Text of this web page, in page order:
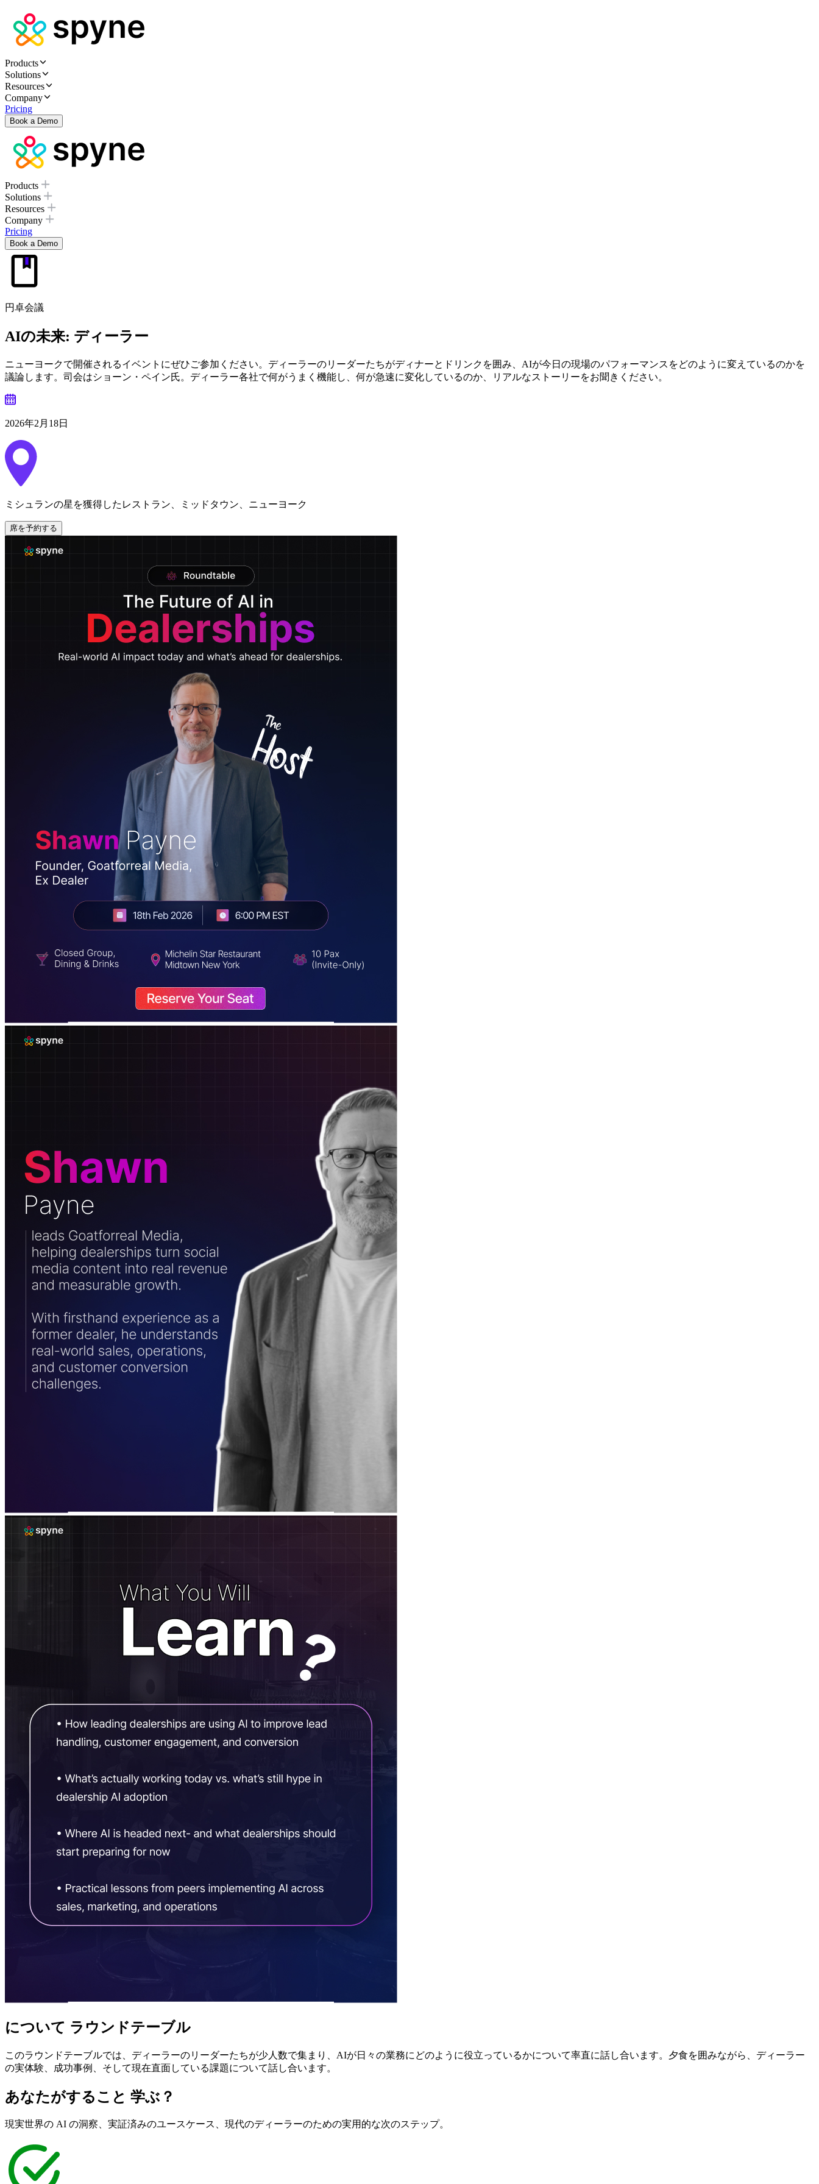
Products
Solutions
Resources
Company
Pricing
Book a Demo
Products
Solutions
Resources
Company
Pricing
Book a Demo
円卓会議
AIの未来: ディーラー
ニューヨークで開催されるイベントにぜひご参加ください。ディーラーのリーダーたちがディナーとドリンクを囲み、AIが今日の現場のパフォーマンスをどのように変えているのかを
議論します。司会はショーン・ペイン氏。ディーラー各社で何がうまく機能し、何が急速に変化しているのか、リアルなストーリーをお聞きください。
2026年2月18日
ミシュランの星を獲得したレストラン、ミッドタウン、ニューヨーク
席を予約する
について ラウンドテーブル
このラウンドテーブルでは、ディーラーのリーダーたちが少人数で集まり、AIが日々の業務にどのように役立っているかについて率直に話し合います。夕食を囲みながら、ディーラー
の実体験、成功事例、そして現在直面している課題について話し合います。
あなたがすること 学ぶ？
現実世界の AI の洞察、実証済みのユースケース、現代のディーラーのための実用的な次のステップ。